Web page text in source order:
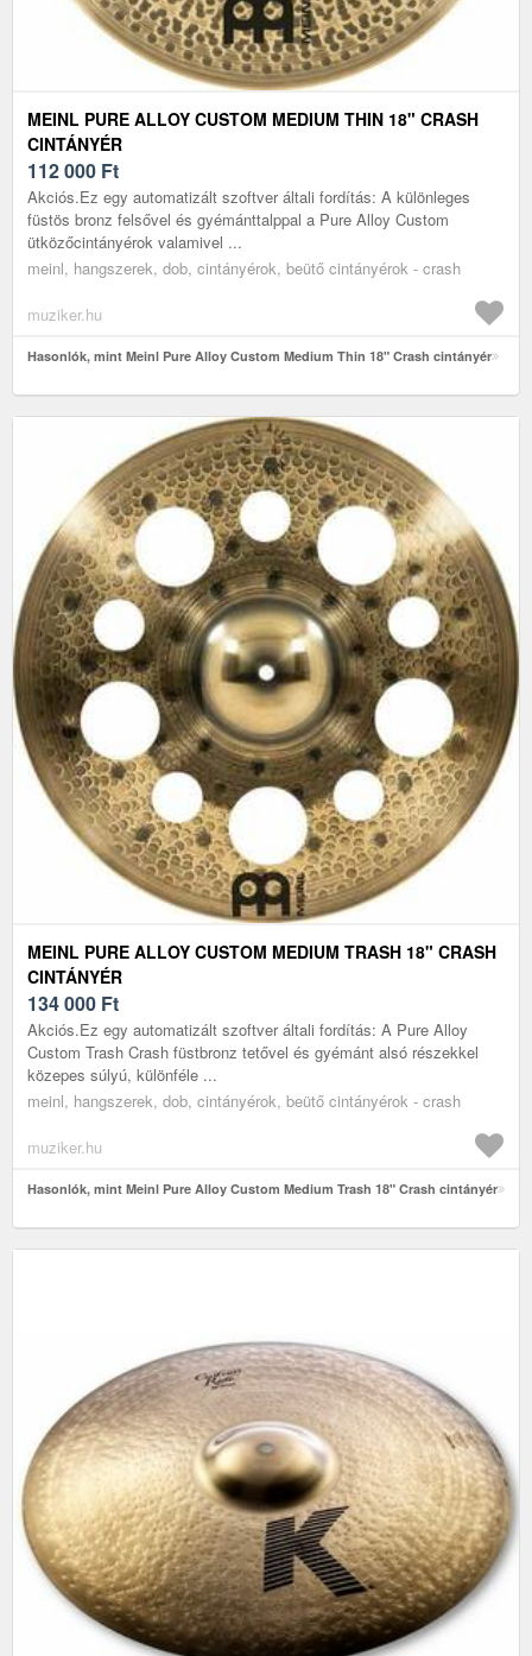
MEINL PURE ALLOY CUSTOM MEDIUM THIN 18" CRASH
CINTÁNYÉR
112 000 Ft
Akciós.Ez egy automatizált szoftver általi fordítás: A különleges
füstös bronz felsővel és gyémánttalppal a Pure Alloy Custom
ütközőcintányérok valamivel ...
meinl, hangszerek, dob, cintányérok, beütő cintányérok - crash
muziker.hu
Hasonlók, mint Meinl Pure Alloy Custom Medium Thin 18" Crash cintányér
MEINL PURE ALLOY CUSTOM MEDIUM TRASH 18" CRASH
CINTÁNYÉR
134 000 Ft
Akciós.Ez egy automatizált szoftver általi fordítás: A Pure Alloy
Custom Trash Crash füstbronz tetővel és gyémánt alsó részekkel
közepes súlyú, különféle ...
meinl, hangszerek, dob, cintányérok, beütő cintányérok - crash
muziker.hu
Hasonlók, mint Meinl Pure Alloy Custom Medium Trash 18" Crash cintányér